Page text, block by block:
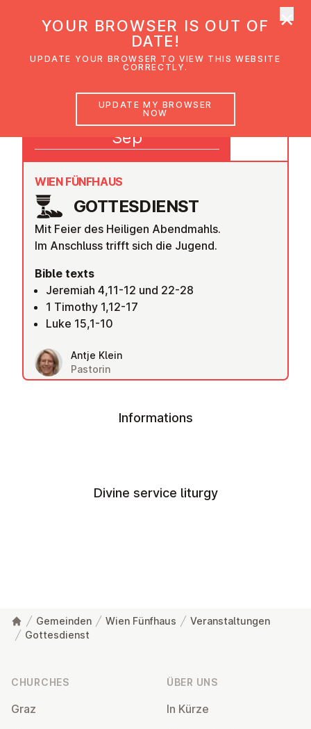
GOTTES­DI­ENST
WIEN FÜNFHAUS
Mit Feier des Heiligen Abendmahls.
Im Anschluss trifft sich die Jugend.
Bible texts
Jeremiah 4,11-12 und 22-28
1 Timothy 1,12-17
Luke 15,1-10
Antje Klein
Pastorin
14
Sep
Informations
Divine service liturgy
Gemeinden Wien Fünfhaus
Veranstaltungen
Gottesdienst
CHURCHES
Graz
ÜBER UNS
In Kürze
YOUR BROWSER IS OUT OF
DATE!
UPDATE YOUR BROWSER TO VIEW THIS WEBSITE
CORRECTLY.
UPDATE MY BROWSER
NOW
×